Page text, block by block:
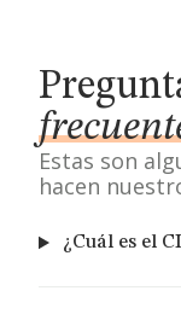
Estas son
hacen
¿Cuál es el